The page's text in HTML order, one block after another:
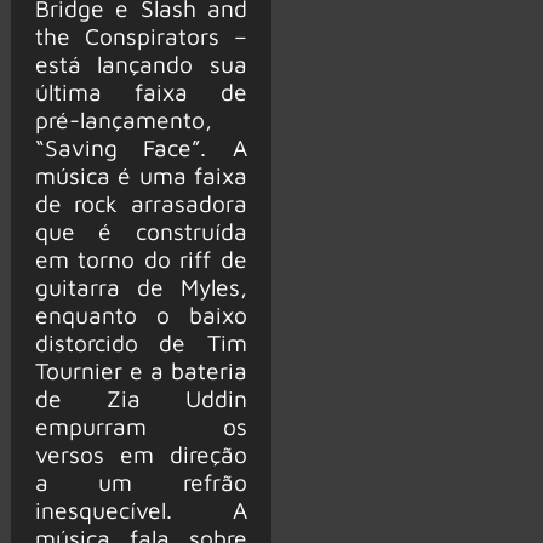
Bridge e Slash and
the Conspirators –
está lançando sua
última faixa de
pré-lançamento,
“Saving Face”. A
música é uma faixa
de rock arrasadora
que é construída
em torno do riff de
guitarra de Myles,
enquanto o baixo
distorcido de Tim
Tournier e a bateria
de Zia Uddin
empurram os
versos em direção
a um refrão
inesquecível. A